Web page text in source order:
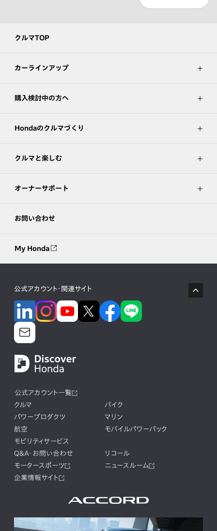
クルマTOP
カーラインアップ
購入検討中の方へ
Hondaのクルマづくり
クルマと楽しむ
オーナーサポート
お問い合わせ
My Honda
公式アカウント・関連サイト
公式アカウント一覧
クルマ
バイク
パワープロダクツ
マリン
航空
モバイルパワーパック
モビリティサービス
Q&A・お問い合わせ
リコール
モータースポーツ
ニュースルーム
企業情報サイト